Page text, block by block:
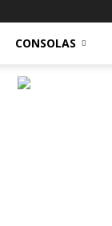
CONSOLAS